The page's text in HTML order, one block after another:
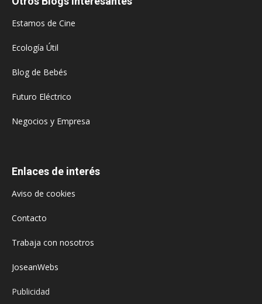
Estamos de Cine
Ecología Útil
Blog de Bebés
Futuro Eléctrico
Negocios y Empresa
Enlaces de interés
Aviso de cookies
Contacto
Trabaja con nosotros
JoseanWebs
Publicidad